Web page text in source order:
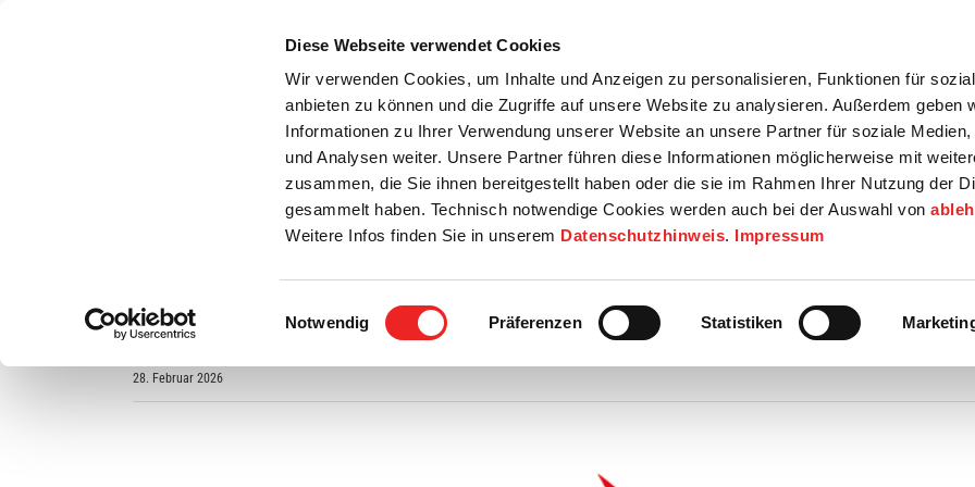
Diese Webseite verwendet Cookies
Wir verwenden Cookies, um Inhalte und Anzeigen zu personalisieren, Funktionen für
anbieten zu können und die Zugriffe auf unsere Website zu analysieren. Außerdem geben
Informationen zu Ihrer Verwendung unserer Website an unsere Partner für soziale Medien,
und Analysen weiter. Unsere Partner führen diese Informationen möglicherweise mit
zusammen, die Sie ihnen bereitgestellt haben oder die sie im Rahmen Ihrer Nutzung der
gesammelt haben. Technisch notwendige Cookies werden auch bei der Auswahl von
Weitere Infos finden Sie in unserem Datenschutzhinweis. Impressum
Einwilligungsauswahl
Notwendig Präferenzen Statistiken
Startseite
Bürgerservice Rats- / Bürgerinfo Wirtschaft / Wohnen Bildung / Soziales Touristik /
Amtliche Bekanntmachung des Planfeststellungsverfahrens Balwin 1 und 2, PFA 1, Anlandungspunkt
Ortsübliche Bekanntmachung im Auftrage der Niedersächsischen Landesbehörde für Straßenbau und Verkehr Zentraler
Planfeststellung, zum Planfeststellungsverfahren für den Neubau und Betrieb der +/-525 kV-HGÜ-Offshore-
Anlandungspunkt Hilgenriedersiel bis Raum Bösel, Planfeststellungsabschnitt 1 Bekanntmachung hier einsehen ⇒
28. Februar 2026